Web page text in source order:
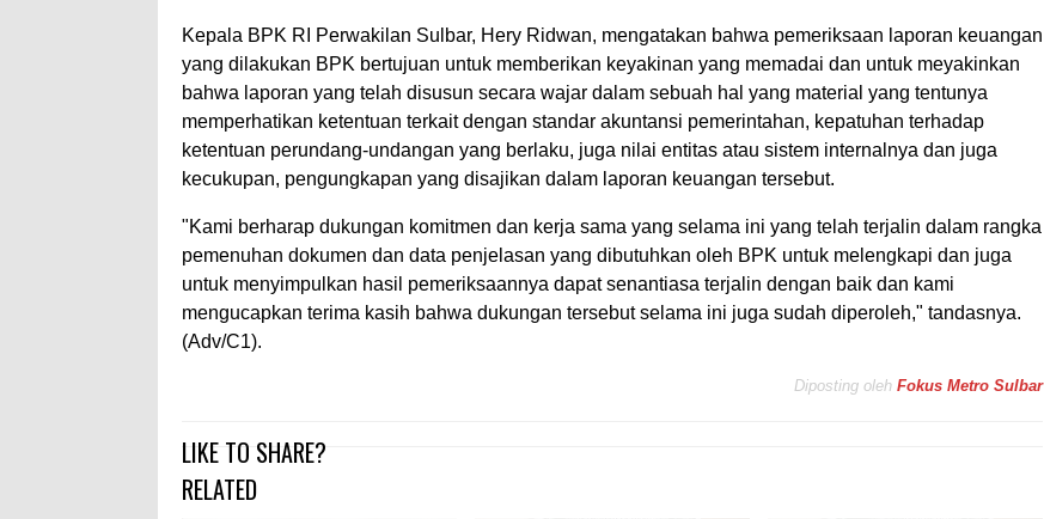
Kepala BPK RI Perwakilan Sulbar, Hery Ridwan, mengatakan bahwa pemeriksaan laporan keuangan
yang dilakukan BPK bertujuan untuk memberikan keyakinan yang memadai dan untuk meyakinkan
bahwa laporan yang telah disusun secara wajar dalam sebuah hal yang material yang tentunya
memperhatikan ketentuan terkait dengan standar akuntansi pemerintahan, kepatuhan terhadap
ketentuan perundang-undangan yang berlaku, juga nilai entitas atau sistem internalnya dan juga
kecukupan, pengungkapan yang disajikan dalam laporan keuangan tersebut.
"Kami berharap dukungan komitmen dan kerja sama yang selama ini yang telah terjalin dalam rangka
pemenuhan dokumen dan data penjelasan yang dibutuhkan oleh BPK untuk melengkapi dan juga
untuk menyimpulkan hasil pemeriksaannya dapat senantiasa terjalin dengan baik dan kami
mengucapkan terima kasih bahwa dukungan tersebut selama ini juga sudah diperoleh," tandasnya.
(Adv/C1).
Diposting oleh Fokus Metro Sulbar
LIKE TO SHARE?
RELATED